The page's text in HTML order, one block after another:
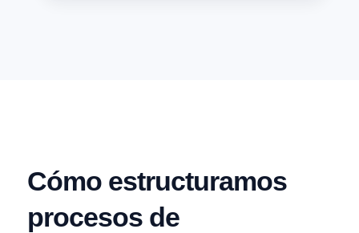
Cómo estructuramos
procesos de